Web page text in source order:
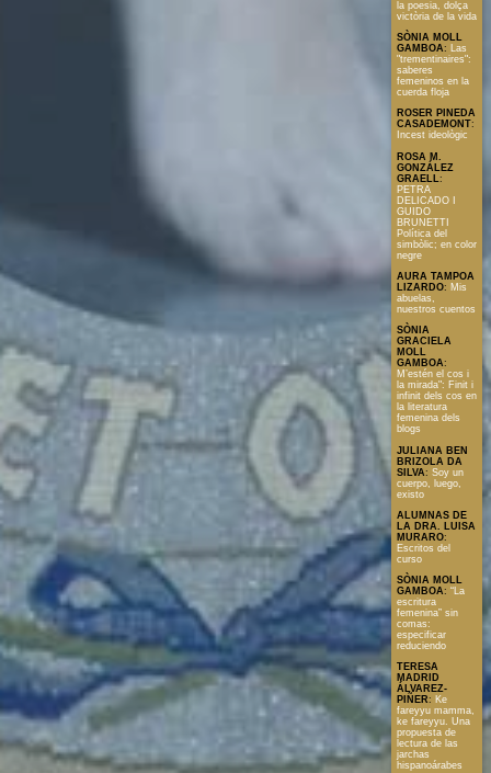
la poesia, dolça
victòria de la vida
SÒNIA MOLL
GAMBOA: Las
"trementinaires":
saberes
femeninos en la
cuerda floja
ROSER PINEDA
CASADEMONT:
Incest ideològic
ROSA M.
GONZÁLEZ
GRAELL :
PETRA
DELICADO I
GUIDO
BRUNETTI
Política del
simbòlic; en color
negre
AURA TAMPOA
LIZARDO: Mis
abuelas,
nuestros cuentos
SÒNIA
GRACIELA
MOLL
GAMBOA:
M’estén el cos i
la mirada": Finit i
infinit dels cos en
la literatura
femenina dels
blogs
JULIANA BEN
BRIZOLA DA
SILVA: Soy un
cuerpo, luego,
existo
ALUMNAS DE
LA DRA. LUISA
MURARO:
Escritos del
curso
SÒNIA MOLL
GAMBOA: “La
escritura
femenina” sin
comas:
especificar
reduciendo
TERESA
MADRID
ÁLVAREZ-
PIÑER: Ke
fareyyu mamma,
ke fareyyu. Una
propuesta de
lectura de las
jarchas
hispanoárabes